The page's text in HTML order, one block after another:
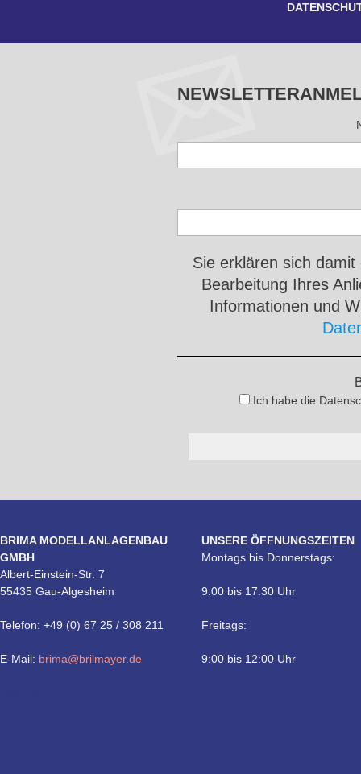
Sie erklären sich
Bearbeitung Ihres
Informationen und
Ich habe die
BRIMA MODELLANLAGENBAU
GMBH
Albert-Einstein-Str. 7
55435 Gau-Algesheim
Telefon: +49 (0) 67 25 / 308 211
E-Mail: brima@brilmayer.de
UNSERE ÖFFNUNGSZEITEN
Montags bis Donnerstags:
9:00 bis 17:30 Uhr
Freitags:
9:00 bis 12:00 Uhr